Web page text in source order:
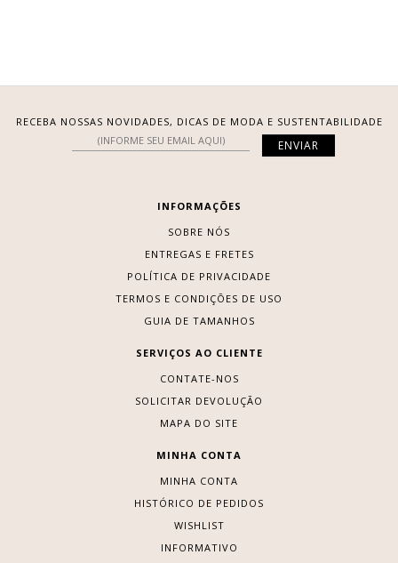
RECEBA NOSSAS NOVIDADES, DICAS DE MODA E SUSTENTABILIDADE
INFORMAÇÕES
SOBRE NÓS
ENTREGAS E FRETES
POLÍTICA DE PRIVACIDADE
TERMOS E CONDIÇÕES DE USO
GUIA DE TAMANHOS
SERVIÇOS AO CLIENTE
CONTATE-NOS
SOLICITAR DEVOLUÇÃO
MAPA DO SITE
MINHA CONTA
MINHA CONTA
HISTÓRICO DE PEDIDOS
WISHLIST
INFORMATIVO